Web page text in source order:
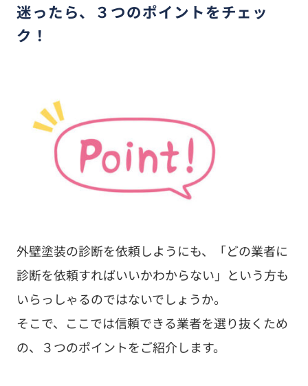
迷ったら、３つのポイントをチェッ
ク！
外壁塗装の診断を依頼しようにも、「どの業者に
診断を依頼すればいいかわからない」という方も
いらっしゃるのではないでしょうか。
そこで、ここでは信頼できる業者を選り抜くため
の、３つのポイントをご紹介します。